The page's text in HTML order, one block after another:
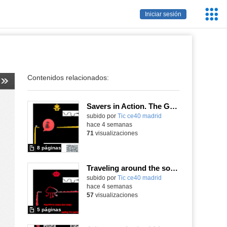
Iniciar sesión
Contenidos relacionados:
Savers in Action. The Great Financial Adventure.
subido por Tic ce40 madrid
8 páginas
hace 4 semanas
71 visualizaciones
Traveling around the solar system
subido por Tic ce40 madrid
5 páginas
hace 4 semanas
57visualizaciones